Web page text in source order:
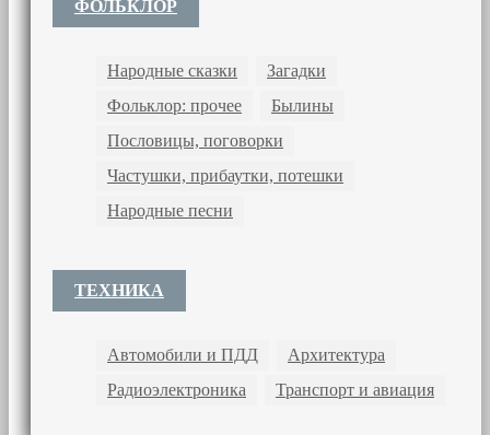
ФОЛЬКЛОР
Народные сказки
Загадки
Фольклор: прочее
Былины
Пословицы, поговорки
Частушки, прибаутки, потешки
Народные песни
ТЕХНИКА
Автомобили и ПДД
Архитектура
Радиоэлектроника
Транспорт и авиация